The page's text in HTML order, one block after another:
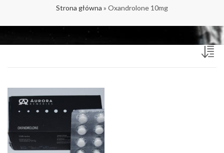
Strona główna » Oxandrolone 10mg